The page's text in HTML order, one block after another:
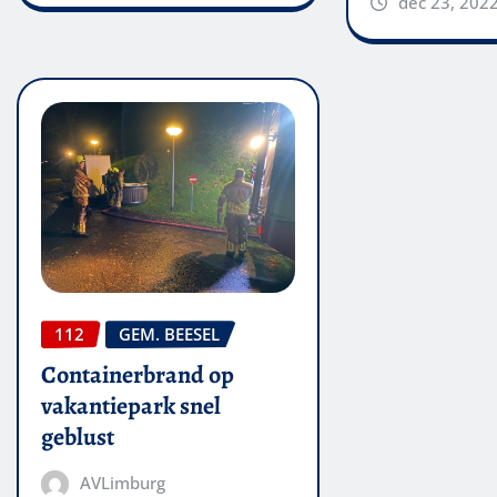
112 GEM. BEESEL
Containerbrand op
vakantiepark snel
geblust
AVLimburg